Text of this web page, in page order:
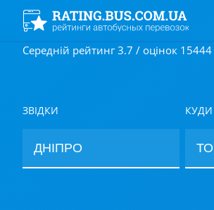
Середній рейтинг 3.7 / оцінок 15444
ЗВІДКИ КУДИ